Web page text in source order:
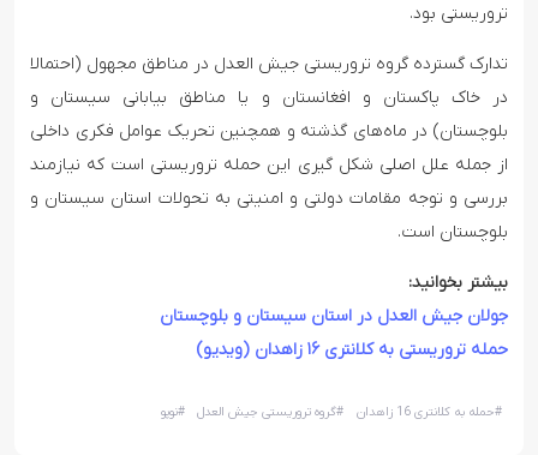
تروریستی بود.
تدارک گسترده گروه تروریستی جیش العدل در مناطق مجهول (احتمالا
در خاک پاکستان و افغانستان و یا مناطق بیابانی سیستان و
بلوچستان) در ماه‌های گذشته و همچنین تحریک عوامل فکری داخلی
از جمله علل اصلی شکل گیری این حمله تروریستی است که نیازمند
بررسی و توجه مقامات دولتی و امنیتی به تحولات استان سیستان و
بلوچستان است.
بیشتر بخوانید:
جولان جیش العدل در استان سیستان و بلوچستان
حمله تروریستی به کلانتری ۱۶ زاهدان (ویدیو)
#حمله به کلانتری 16 زاهدان #گروه تروریستی جیش العدل #نوپو